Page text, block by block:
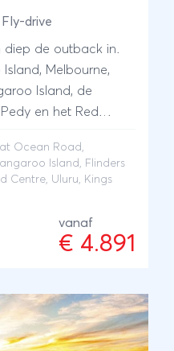
Fly-drive
diep de outback in.
Melbourne,
Island, de
en het Red
Ocean Road ,
Island, Flinders
Centre, Uluru, Kings
vanaf
€ 4.891